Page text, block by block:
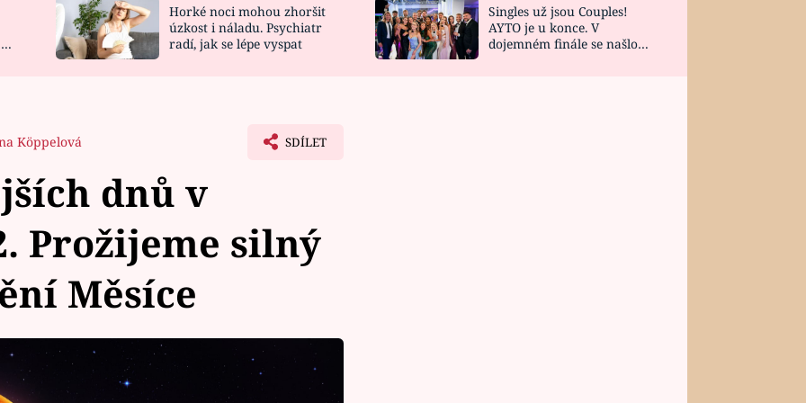
NOVINKY
VIDEORECEPTY
ZAHRADA
DESIGN
Horké noci mohou zhoršit
úzkost i náladu. Psychiatr
radí, jak se lépe vyspat
Singles už jsou Couples!
AYTO je u konce. V
dojemném finále se našlo
Köppelová SDÍLET
dnů v
Prožijeme silný
Měsíce